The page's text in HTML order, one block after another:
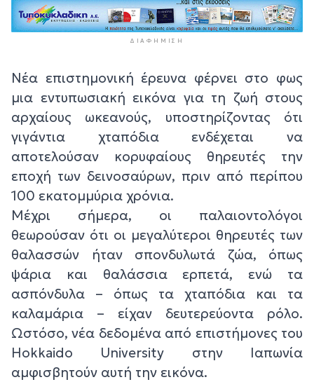
ΔΙΑΦΉΜΙΣΗ
Νέα επιστημονική έρευνα φέρνει στο φως
μια εντυπωσιακή εικόνα για τη ζωή στους
αρχαίους ωκεανούς, υποστηρίζοντας ότι
γιγάντια χταπόδια ενδέχεται να
αποτελούσαν κορυφαίους θηρευτές την
εποχή των δεινοσαύρων, πριν από περίπου
100 εκατομμύρια χρόνια.
Μέχρι σήμερα, οι παλαιοντολόγοι
θεωρούσαν ότι οι μεγαλύτεροι θηρευτές των
θαλασσών ήταν σπονδυλωτά ζώα, όπως
ψάρια και θαλάσσια ερπετά, ενώ τα
ασπόνδυλα – όπως τα χταπόδια και τα
καλαμάρια – είχαν δευτερεύοντα ρόλο.
Ωστόσο, νέα δεδομένα από επιστήμονες του
Hokkaido University στην Ιαπωνία
αμφισβητούν αυτή την εικόνα.